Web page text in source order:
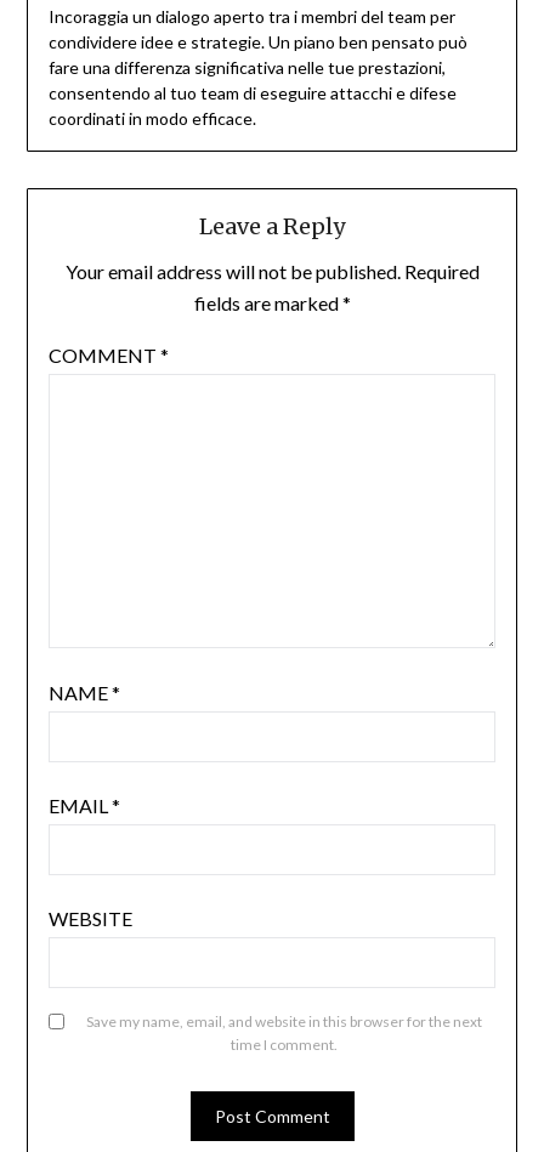
Incoraggia un dialogo aperto tra i membri del team per
condividere idee e strategie. Un piano ben pensato può
fare una differenza significativa nelle tue prestazioni,
consentendo al tuo team di eseguire attacchi e difese
coordinati in modo efficace.
Leave a Reply
Your email address will not be published. Required
fields are marked*
COMMENT *
NAME*
EMAIL*
WEBSITE
Save my name, email, and website in this browser for the next
time I comment.